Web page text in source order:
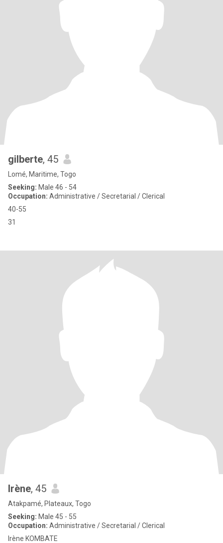
gilberte, 45
Lomé, Maritime, Togo
Seeking: Male 46 - 54
Occupation: Administrative / Secretarial / Clerical
40-55
31
Irène, 45
Atakpamé, Plateaux, Togo
Seeking: Male 45 - 55
Occupation: Administrative / Secretarial / Clerical
Irène KOMBATE